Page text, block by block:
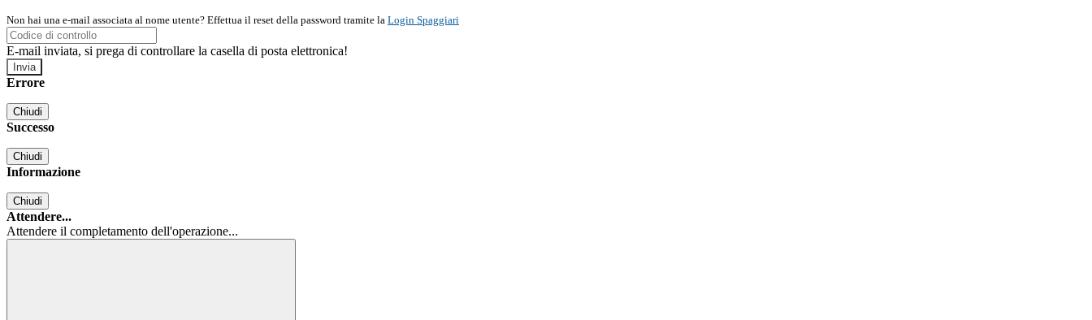
Non hai una e-mail associata al nome utente? Effettua il reset della password tramite la Login Spaggiari
E-mail inviata, si prega di controllare la casella di posta elettronica!
Errore
Chiudi
Successo
Chiudi
Informazione
Chiudi
Attendere...
Attendere il completamento dell'operazione...